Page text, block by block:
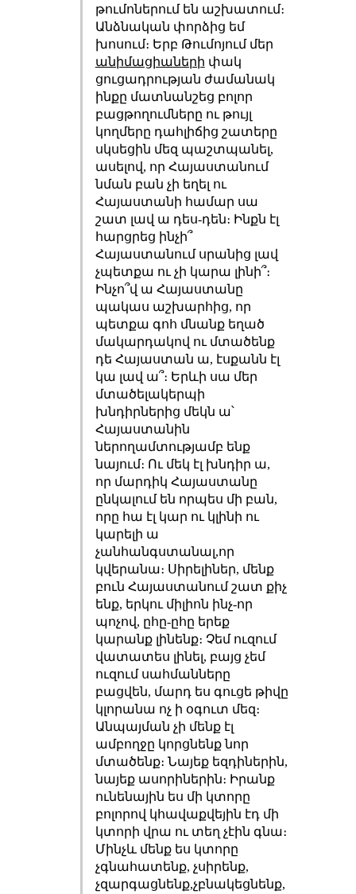
թումոներում են աշխատում։
Անձնական փորձից եմ
խոսում։ Երբ Թումոյում մեր
անիմացիաների փակ
ցուցադրության ժամանակ
ինքը մատնանշեց բոլոր
բացթողումները ու թույլ
կողմերը դահլիճից շատերը
սկսեցին մեզ պաշտպանել,
ասելով, որ Հայաստանում
նման բան չի եղել ու
Հայաստանի համար սա
շատ լավ ա դես-դեն։ Ինքն էլ
հարցրեց ինչի՞
Հայաստանում սրանից լավ
չպետքա ու չի կարա լինի՞։
Ինչո՞վ ա Հայաստանը
պակաս աշխարհից, որ
պետքա գոհ մնանք եղած
մակարդակով ու մտածենք
դե Հայաստան ա, էսքանն էլ
կա լավ ա՞։ Երևի սա մեր
մտածելակերպի
խնդիրներից մեկն ա՝
Հայաստանին
ներողամտությամբ ենք
նայում։ Ու մեկ էլ խնդիր ա,
որ մարդիկ Հայաստանը
ընկալում են որպես մի բան,
որը հա էլ կար ու կլինի ու
կարելի ա
չանհանգստանալ,որ
կվերանա։ Սիրելիներ, մենք
բուն Հայաստանում շատ քիչ
ենք, երկու միլիոն ինչ-որ
պոչով, ըհը-ըհը երեք
կարանք լինենք։ Չեմ ուզում
վատատես լինել, բայց չեմ
ուզում սահմանները
բացվեն, մարդ ես գուցե թիվը
կլորանա ոչ ի օգուտ մեզ։
Անպայման չի մենք էլ
ամբողջը կորցնենք նոր
մտածենք։ Նայեք եզդիներին,
նայեք ասորիներին։ Իրանք
ունենային ես մի կտորը
բոլորով կհավաքվեյին էդ մի
կտորի վրա ու տեղ չէին գնա։
Մինչև մենք ես կտորը
չգնահատենք, չսիրենք,
չզարգացնենք,չբնակեցնենք,